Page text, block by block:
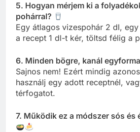
5. Hogyan mérjem ki a
pohárral?
Egy átlagos vizespohár 2 dl,
a recept 1 dl-t kér, töltsd félig a
6. Minden bögre, kanál
Sajnos nem! Ezért mindig
használj egy adott receptnél,
térfogatot.
7. Működik ez a módszer sós és